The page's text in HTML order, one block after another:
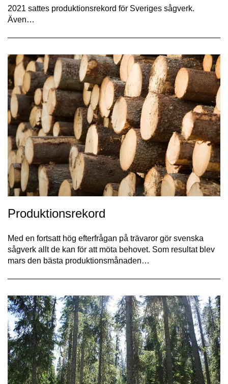
2021 sattes produktionsrekord för Sveriges sågverk.
Även…
Produktionsrekord
Med en fortsatt hög efterfrågan på trävaror gör svenska
sågverk allt de kan för att möta behovet. Som resultat blev
mars den bästa produktionsmånaden…